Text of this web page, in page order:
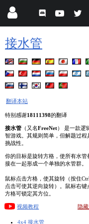
接水管
翻译本站
特别感谢18111398的翻译
接水管 （又名FreeNet） 是一款逻
智游戏。其规则简单，但解题过程
挑战性。
你的目标是旋转方格，使所有水管
接在一起形成一个单独的水管群。
鼠标点击方格，使其旋转（按住
点击可使其逆向旋转）。鼠标右键
方格可锁定其方位。
视频教程 隐
4x4 接水管